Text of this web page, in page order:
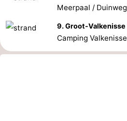
Meerpaal / Duinweg
9. Groot-Valkenisse
Camping Valkenisse